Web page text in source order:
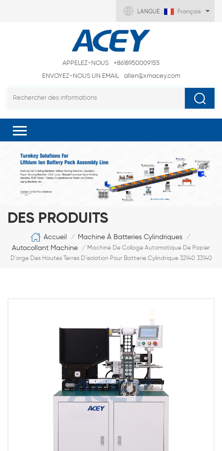
LANGUE : Français
APPELEZ-NOUS
+8618950009155
ENVOYEZ-NOUS UN EMAIL
allen@xmacey.com
DES PRODUITS
Accueil / Machine À Batteries Cylindriques /
Autocollant Machine / Machine De Collage Automatique De Papier
D'orge Des Hautes Terres D'isolation Pour Batterie Cylindrique 32140 33140